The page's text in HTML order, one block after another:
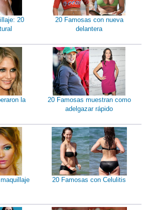
20
20 Famosas con nueva
delantera
la
20 Famosas muestran como
adelgazar rápido
20 Famosas con Celulitis